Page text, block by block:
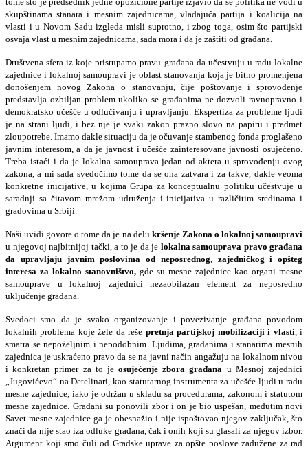
skupštinama stanara i mesnim zajednicama, vladajuća partija i koalicija na
vlasti i u Novom Sadu izgleda misli suprotno, i zbog toga, osim što partijski
osvaja vlast u mesnim zajednicama, sada mora i da je zaštiti od građana.
Društvena sfera iz koje pristupamo pravu građana da učestvuju u radu lokalne
zajednice i lokalnoj samoupravi je oblast stanovanja koja je bitno promenjena
donošenjem novog Zakona o stanovanju, čije poštovanje i sprovođenje
predstavlja ozbiljan problem ukoliko se građanima ne dozvoli ravnopravno i
demokratsko učešće u odlučivanju i upravljanju. Ekspertiza za probleme ljudi
je na strani ljudi, i bez nje je svaki zakon prazno slovo na papiru i predmet
zloupotrebe. Imamo dakle situaciju da je očuvanje stambenog fonda proglašeno
javnim interesom, a da je javnost i učešće zainteresovane javnosti osujećeno.
Treba istaći i da je lokalna samouprava jedan od aktera u sprovođenju ovog
zakona, a mi sada svedočimo tome da se ona zatvara i za takve, dakle veoma
konkretne inicijative, u kojima Grupa za konceptualnu politiku učestvuje u
saradnji sa čitavom mrežom udruženja i inicijativa u različitim sredinama i
gradovima u Srbiji.
Naši uvidi govore o tome da je na delu kršenje Zakona o lokalnoj samoupravi
u njegovoj najbitnijoj tački, a to je da je lokalna samouprava pravo građana
da upravljaju javnim poslovima od neposrednog, zajedničkog i opšteg
interesa za lokalno stanovništvo, gde su mesne zajednice kao organi mesne
samouprave u lokalnoj zajednici nezaobilazan element za neposredno
uključenje građana.
Svedoci smo da je svako organizovanje i povezivanje građana povodom
lokalnih problema koje žele da reše pretnja partijskoj mobilizaciji i vlasti, i
smatra se nepoželjnim i nepodobnim. Ljudima, građanima i stanarima mesnih
zajednica je uskraćeno pravo da se na javni način angažuju na lokalnom nivou
i konkretan primer za to jeosujećenje zbora građana u Mesnoj zajednici
„Jugovićevo“ na Detelinari, kao statutarnog instrumenta za učešće ljudi u radu
mesne zajednice, iako je održan u skladu sa procedurama, zakonom i statutom
mesne zajednice. Građani su ponovili zbor i on je bio uspešan, međutim novi
Savet mesne zajednice ga je obesnažio i nije ispoštovao njegov zaključak, što
znači da nije stao iza odluke građana, čak i onih koji su glasali za njegov izbor.
Argument koji smo čuli od Gradske uprave za opšte poslove zadužene za rad